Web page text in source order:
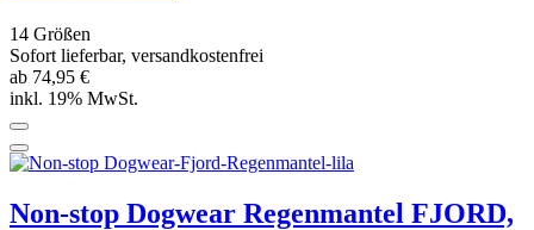
14 Größen
Sofort lieferbar, versandkostenfrei
ab 74,95 €
inkl. 19% MwSt.
Non-stop Dogwear Regenmantel FJORD,